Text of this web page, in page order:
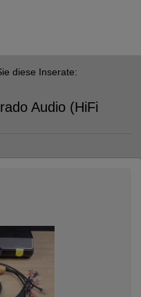
diese Inserate:
Audio (HiFi